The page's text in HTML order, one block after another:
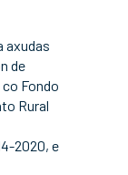
axudas
de
Fondo
Rural
2020, e